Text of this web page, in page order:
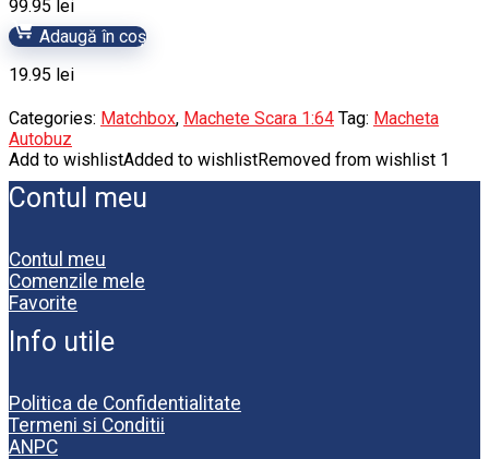
99.95 lei
Adaugă în coș
19.95 lei
Categories: Matchbox, Machete Scara 1:64 Tag: Macheta
Autobuz
Add to wishlistAdded to wishlistRemoved from wishlist 1
Contul meu
Contul meu
Comenzile mele
Favorite
Info utile
Politica de Confidentialitate
Termeni si Conditii
ANPC